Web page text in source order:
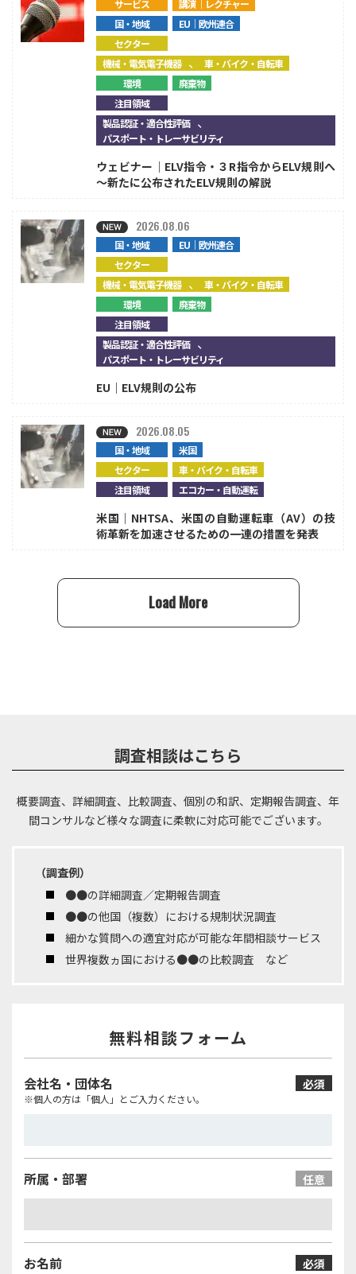
サービス
講演｜レクチャー
国・地域
EU｜欧州連合
セクター
機械・電気電子機器 、車・バイク・自転車
環境
廃棄物
注目領域
製品認証・適合性評価 、
パスポート・トレーサビリティ
ウェビナー｜ELV指令・３R指令からELV規則へ
～新たに公布されたELV規則の解説
国・地域
EU｜欧州連合
セクター
機械・電気電子機器 、車・バイク・自転車
環境
廃棄物
注目領域
製品認証・適合性評価 、
パスポート・トレーサビリティ
2026.08.06
EU｜ELV規則の公布
国・地域
米国
セクター
車・バイク・自転車
注目領域
エコカー・自動運転
2026.08.05
米国｜NHTSA、米国の自動運転車（AV）の技
術革新を加速させるための一連の措置を発表
Load More
調査相談はこちら
概要調査、詳細調査、比較調査、個別の和訳、定期報告調査、年
間コンサルなど様々な調査に柔軟に対応可能でございます。
（調査例）
●●の詳細調査／定期報告調査
●●の他国（複数）における規制状況調査
細かな質問への適宜対応が可能な年間相談サービス
世界複数ヵ国における●●の比較調査 など
無料相談フォーム
会社名・団体名 必須
※個人の方は「個人」とご入力ください。
所属・部署 任意
お名前 必須